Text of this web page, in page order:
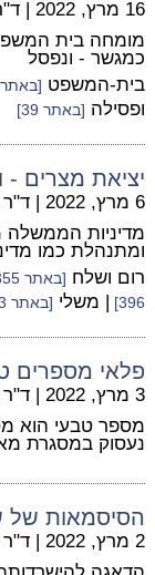
16 מרץ, 2022 |
מומחה בית המשפט
כמגשר - ונפסל
בית-המשפט [באתר 281]
ופסילה [באתר 39]
יציאת מצרים
6 מרץ, 2022 |
מדיניות
ומתנהלת כמו
רום ושלח [באתר 355]
396]
| משלי [באתר 73]
פלאי מספרים
3 מרץ, 2022 |
מספר טבעי הוא
נעסוק במסגרת
הסיסמאות של
2 מרץ, 2022 |